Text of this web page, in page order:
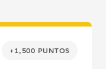
+1,500 PUNTOS